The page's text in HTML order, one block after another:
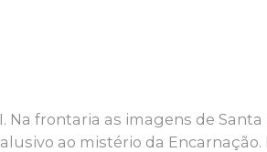
Na frontaria as imagens de Santa
ao mistério da Encarnação.